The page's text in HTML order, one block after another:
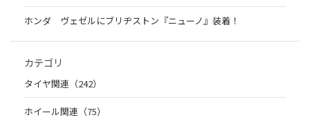
ホンダ ヴェゼルにブリヂストン『ニューノ』装着！
カテゴリ
タイヤ関連（242）
ホイール関連（75）